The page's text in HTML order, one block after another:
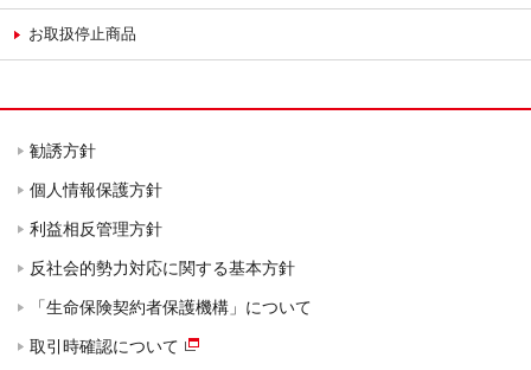
お取扱停止商品
勧誘方針
個人情報保護方針
利益相反管理方針
反社会的勢力対応に関する基本方針
「生命保険契約者保護機構」について
取引時確認について